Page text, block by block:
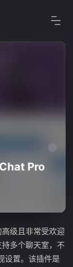
Pro
高级且非常受欢迎
多个聊天室，不
设置。该插件是